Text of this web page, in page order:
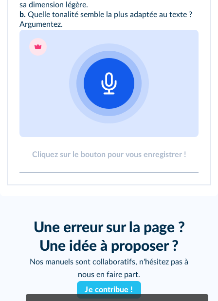
sa dimension légère.
b. Quelle tonalité semble la plus adaptée au texte ?
Argumentez.
Cliquez sur le bouton pour vous enregistrer !
Une erreur sur la page ?
Une idée à proposer ?
Nos manuels sont collaboratifs, n'hésitez pas à
nous en faire part.
Je contribue !